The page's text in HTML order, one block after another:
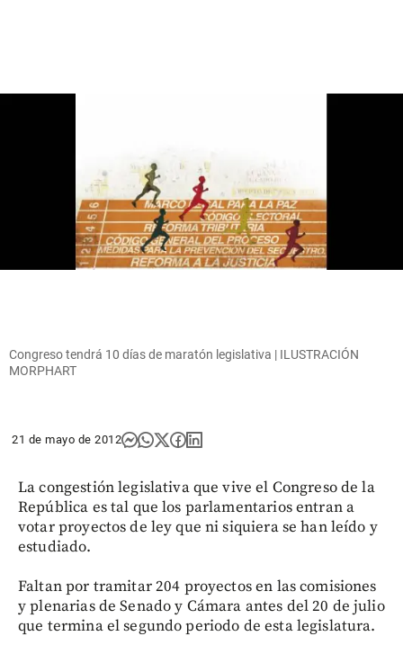
Congreso tendrá 10 días de maratón legislativa | ILUSTRACIÓN
MORPHART
21 de mayo de 2012
La congestión legislativa que vive el Congreso de la
República es tal que los parlamentarios entran a
votar proyectos de ley que ni siquiera se han leído y
estudiado.
Faltan por tramitar 204 proyectos en las comisiones
y plenarias de Senado y Cámara antes del 20 de julio
que termina el segundo periodo de esta legislatura.